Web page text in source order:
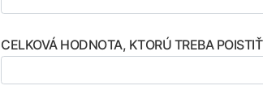
CELKOVÁ HODNOTA, KTORÚ TREBA POISTIŤ